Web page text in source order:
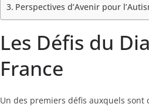
Perspectives d’Avenir pour
Les Défis du
France
Un des premiers défis auxquels